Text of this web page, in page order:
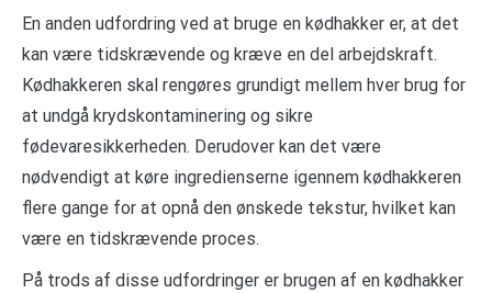
En anden udfordring ved at bruge en kødhakker er, at det
kan være tidskrævende og kræve en del arbejdskraft.
Kødhakkeren skal rengøres grundigt mellem hver brug for
at undgå krydskontaminering og sikre
fødevaresikkerheden. Derudover kan det være
nødvendigt at køre ingredienserne igennem kødhakkeren
flere gange for at opnå den ønskede tekstur, hvilket kan
være en tidskrævende proces.
På trods af disse udfordringer er brugen af en kødhakker